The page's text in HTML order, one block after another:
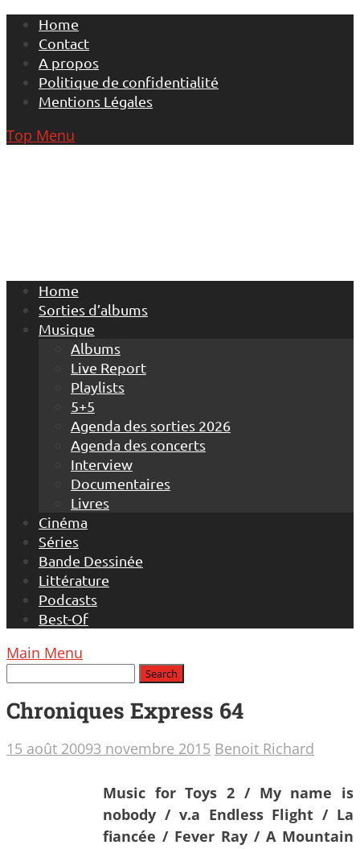
Skip
content
Home
Contact
A propos
Politique de confidentialité
Mentions Légales
Top Menu
Home
Sorties d’albums
Musique
Albums
Live Report
Playlists
5+5
Agenda des sorties 2026
Agenda des concerts
Interview
Documentaires
Livres
Cinéma
Séries
Bande Dessinée
Littérature
Podcasts
Best-Of
Main Menu
Chroniques Express 64
15 août 20093 novembre 2015 Benoit Richard
Music for Toys 2 / My name is
nobody / v.a Endless Flight / La
fiancée / Fever Ray / A Mountain